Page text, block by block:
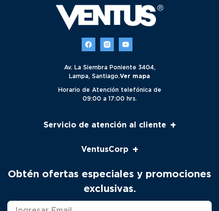
Av. La Siembra Poniente 3404,
Lampa, Santiago.Ver mapa
Horario de Atención telefónica de
09:00 a 17:00 hrs.
Servicio de atención al cliente +
Seguimiento
Contacto
Solicitud Servicio Técnico
VentusCorp +
Productos
Marcas
Distribuidores
Obtén ofertas especiales y promociones
exclusivas.